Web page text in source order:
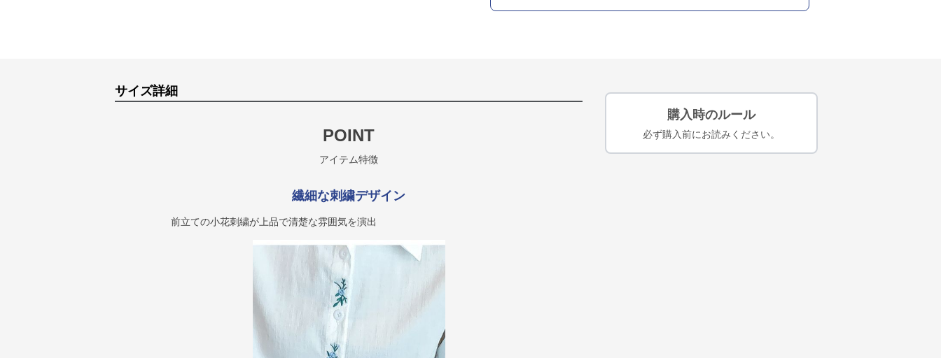
サイズ詳細
POINT
アイテム特徴
繊細な刺繍デザイン
前立ての小花刺繍が上品で清楚な雰囲気を演出
購入時のルール
必ず購入前にお読みください。